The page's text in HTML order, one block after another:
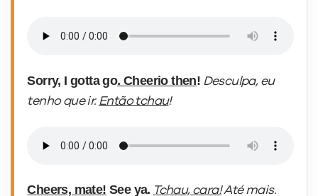
Sorry, I gotta go. Cheerio then! Desculpa, eu
tenho que ir. Então tchau!
Cheers, mate! See ya. Tchau, cara!Até mais.